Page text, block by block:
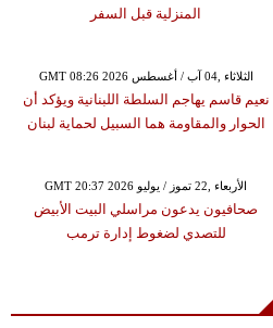
المنزلية قبل السفر
GMT 08:26 2026 الثلاثاء ,04 آب / أغسطس
نعيم قاسم يهاجم السلطة اللبنانية ويؤكد أن
الحوار والمقاومة هما السبيل لحماية لبنان
GMT 20:37 2026 الأربعاء ,22 تموز / يوليو
صحافيون يدعون مراسلي البيت الأبيض
للتصدي لضغوط إدارة ترمب